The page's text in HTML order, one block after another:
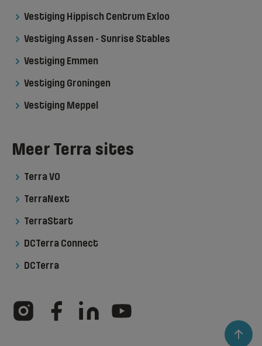
Vestiging Hippisch Centrum Exloo
Vestiging Assen - Sunrise Stables
Vestiging Emmen
Vestiging Groningen
Vestiging Meppel
Meer Terra sites
Terra VO
TerraNext
TerraStart
DCTerra Connect
DCTerra